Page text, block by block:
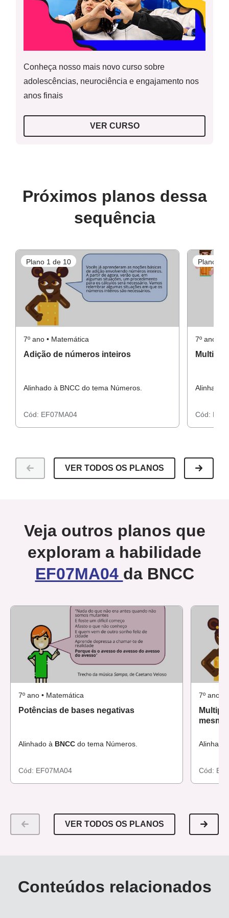
Resolução do atividade principal
Resolução do atividade complementar
Subtração de números inteiros
Recursos necessários
Lápis, borracha e caderno.
Palitos para os alunos com dificuldade.
Conheça nosso mais novo curso sobre
adolescências, neurociência e engajamento nos
anos finais
VER CURSO
Próximos planos dessa
sequência
Plano 1 de 10
7º ano • Matemática
Adição de números inteiros
Alinhado à BNCC do tema Números.
Cód: EF07MA04
Plano 3
7º ano •
Alinhado
Cód:
VER TODOS OS PLANOS
Veja outros planos que
exploram a habilidade
EF07MA04 da BNCC
7º ano • Matemática
Potências de bases negativas
Alinhado à BNCC do tema Números.
Cód: EF07MA04
7º ano •
mesma
Cód:
VER TODOS OS PLANOS
Conteúdos relacionados